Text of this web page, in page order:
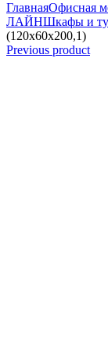
ГлавнаяОфисная
ЛАЙНШкафы и
(120x60x200,1)
Previous product